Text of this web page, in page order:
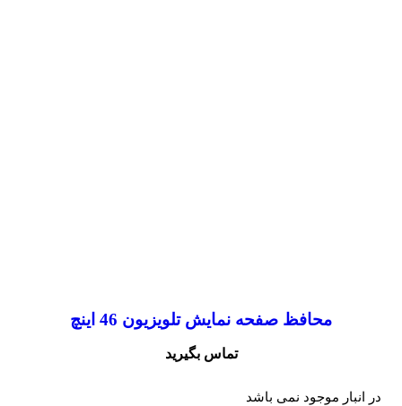
محافظ صفحه نمایش تلویزیون 46 اینچ
تماس بگیرید
در انبار موجود نمی باشد